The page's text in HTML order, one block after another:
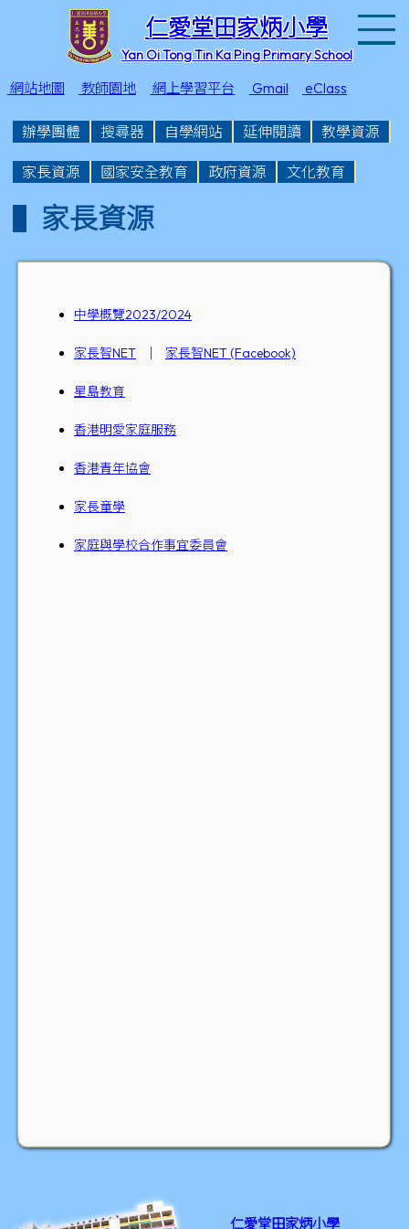
仁愛堂田家炳小學
Yan Oi Tong Tin Ka Ping Primary School
網站地圖 教師園地 網上學習平台 Gmail eClass
辦學團體 搜尋器 自學網站 延伸閱讀 教學資源
家長資源 國家安全教育 政府資源 文化教育
家長資源
中學概覽2023/2024
家長智NET 家長智NET (Facebook)
星島教育
香港明愛家庭服務
香港青年協會
家長童學
家庭與學校合作事宜委員會
仁愛堂田家炳小學